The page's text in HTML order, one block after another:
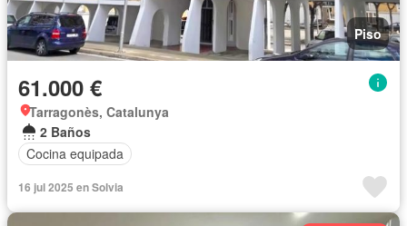
Piso
61.000 €
Tarragonès, Catalunya
2 Baños
Cocina equipada
16 jul 2025 en Solvia